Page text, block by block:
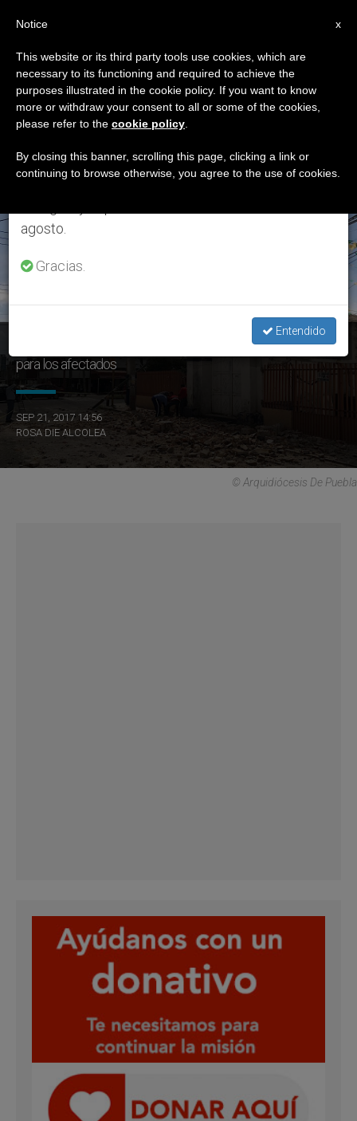
ETIQUETA
Posts Tagged
‘terremoto En México’
ÚLTIMAS NOTICIAS
Terremoto en México: el Santo Padre envia 150.000 dólares
para los afectados
SEP 21, 2017 14:56
ROSA DIE ALCOLEA
© Arquidiócesis De Puebla
×
Aviso importante
Del 27 de julio al 7 de agosto haremos la pausa
anual, aprovechando que en el periodo de verano
se generan menos informaciones y también el
agosto.
Gracias.
Entendido
x
Notice
This website or its third party tools use cookies, which are
necessary to its functioning and required to achieve the
purposes illustrated in the cookie policy. If you want to know
more or withdraw your consent to all or some of the cookies,
please refer to the cookie policy
By closing this banner, scrolling this page, clicking a link or
continuing to browse otherwise, you agree to the use of cookies.